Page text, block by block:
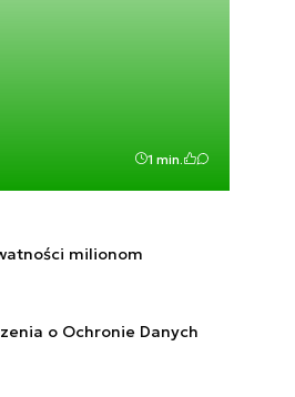
1 min.
milionom
o Ochronie Danych